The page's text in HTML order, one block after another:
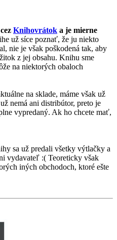
Knihovrátok a je mierne
už síce poznať, že ju niekto
nie je však poškodená tak, aby
z jej obsahu. Knihu sme
na niektorých obaloch
na sklade, máme však už
nemá ani distribútor, preto je
vypredaný. Ak ho chcete mať,
sa už predali všetky výtlačky a
vydavateľ :( Teoreticky však
iných obchodoch, ktoré ešte